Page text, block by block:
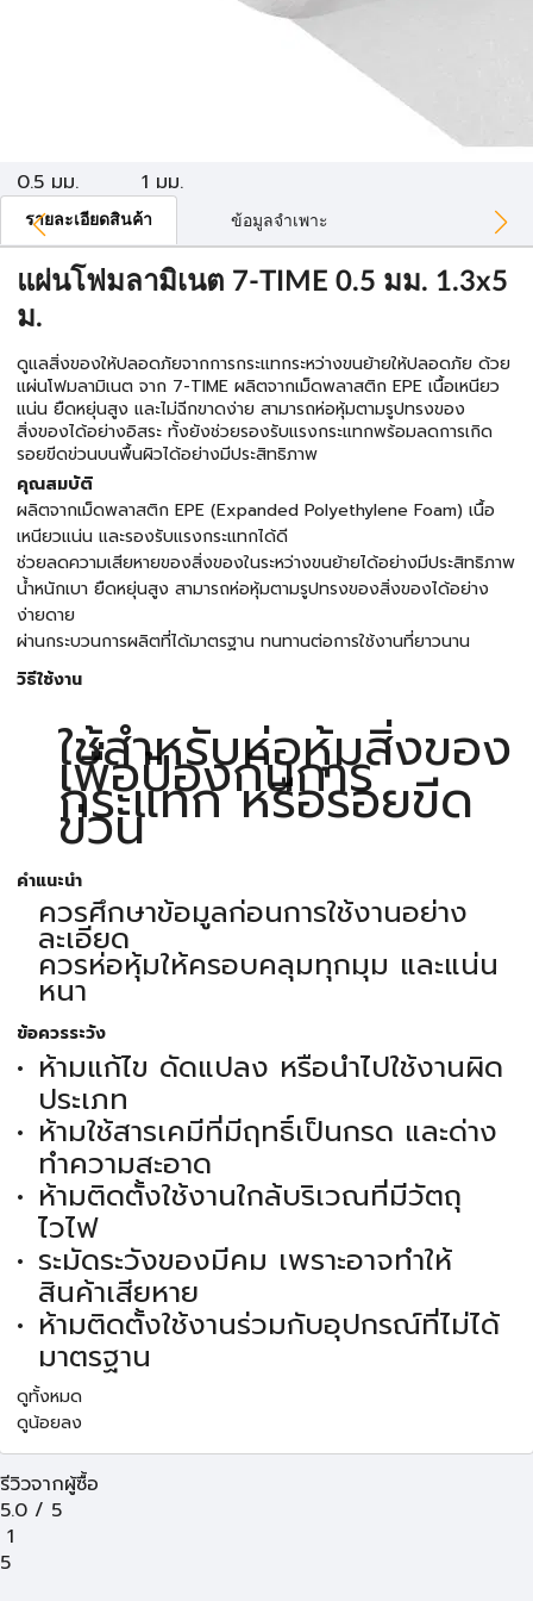
0.5 มม. 1 มม.
รายละเอียดสินค้า ข้อมูลจำเพาะ
แผ่นโฟมลามิเนต 7-TIME 0.5 มม. 1.3x5
ม.
ดูแลสิ่งของให้ปลอดภัยจากการกระแทกระหว่างขนย้ายให้ปลอดภัย ด้วย
แผ่นโฟมลามิเนต จาก 7-TIME ผลิตจากเม็ดพลาสติก EPE เนื้อเหนียว
แน่น ยืดหยุ่นสูง และไม่ฉีกขาดง่าย สามารถห่อหุ้มตามรูปทรงของ
สิ่งของได้อย่างอิสระ ทั้งยังช่วยรองรับแรงกระแทกพร้อมลดการเกิด
รอยขีดข่วนบนพื้นผิวได้อย่างมีประสิทธิภาพ
คุณสมบัติ
ผลิตจากเม็ดพลาสติก EPE (Expanded Polyethylene Foam) เนื้อ
เหนียวแน่น และรองรับแรงกระแทกได้ดี
ช่วยลดความเสียหายของสิ่งของในระหว่างขนย้ายได้อย่างมีประสิทธิภาพ
น้ำหนักเบา ยืดหยุ่นสูง สามารถห่อหุ้มตามรูปทรงของสิ่งของได้อย่าง
ง่ายดาย
ผ่านกระบวนการผลิตที่ได้มาตรฐาน ทนทานต่อการใช้งานที่ยาวนาน
วิธีใช้งาน
ใช้สำหรับห่อหุ้มสิ่งของ
เพื่อป้องกันการ
กระแทก หรือรอยขีด
ข่วน
คำแนะนำ
ควรศึกษาข้อมูลก่อนการใช้งานอย่าง
ละเอียด
ควรห่อหุ้มให้ครอบคลุมทุกมุม และแน่น
หนา
ข้อควรระวัง
ห้ามแก้ไข ดัดแปลง หรือนำไปใช้งานผิด
ประเภท
ห้ามใช้สารเคมีที่มีฤทธิ์เป็นกรด และด่าง
ทำความสะอาด
ห้ามติดตั้งใช้งานใกล้บริเวณที่มีวัตถุ
ไวไฟ
ระมัดระวังของมีคม เพราะอาจทำให้
สินค้าเสียหาย
ห้ามติดตั้งใช้งานร่วมกับอุปกรณ์ที่ไม่ได้
มาตรฐาน
ดูทั้งหมด
ดูน้อยลง
รีวิวจากผู้ซื้อ
5.0 / 5
1
5